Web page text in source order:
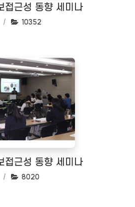
접근성 동향 세미나
조회수:
10352
접근성 동향 세미나
조회수:
8020